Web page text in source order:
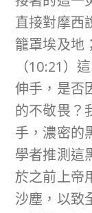
直接對摩西
籠罩埃及地
（10:21）
伸手，是否
的不敬畏？
手，濃密的
學者推測這
於之前上帝
沙塵，以致